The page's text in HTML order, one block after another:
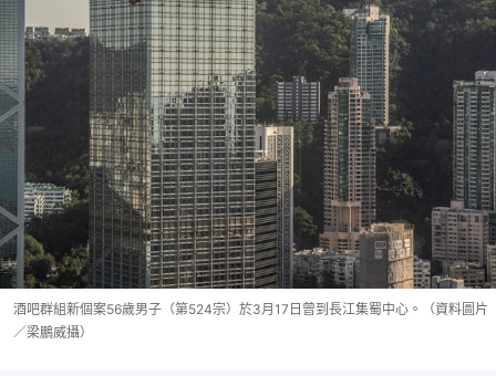
酒吧群組新個案56歲男子（第524宗）於3月17日曾到長江集蜀中心。（資料圖片
／梁鵬威攝）